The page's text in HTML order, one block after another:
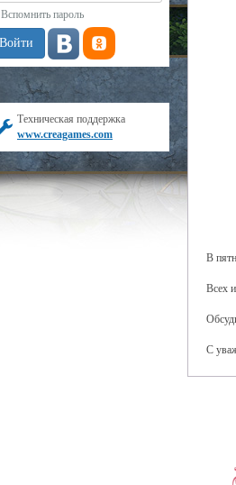
Вспомнить пароль
Техническая поддержка
www.creagames.com
В
Всех
С